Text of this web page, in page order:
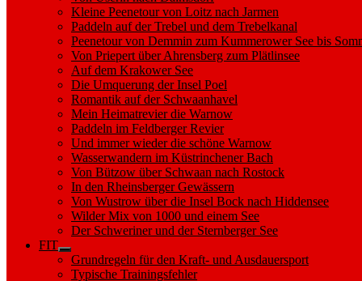
sub
menu
Kleine Peenetour von Loitz nach Jarmen
Paddeln auf der Trebel und dem Trebelkanal
Peenetour von Demmin zum Kummerower See bis
Von Priepert über Ahrensberg zum Plätlinsee
Auf dem Krakower See
Die Umquerung der Insel Poel
Romantik auf der Schwaanhavel
Mein Heimatrevier die Warnow
Paddeln im Feldberger Revier
Und immer wieder die schöne Warnow
Wasserwandern im Küstrinchener Bach
Von Bützow über Schwaan nach Rostock
In den Rheinsberger Gewässern
Von Wustrow über die Insel Bock nach Hiddensee
Wilder Mix von 1000 und einem See
Der Schweriner und der Sternberger See
FIT
Show
sub
Grundregeln für den Kraft- und Ausdauersport
Typische Trainingsfehler